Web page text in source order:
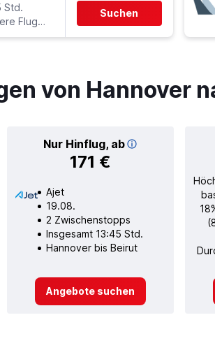
Std.
Fluglinien
Suchen
von Hannover
Nur Hinflug, ab
171 €
Ajet
19.08.
2 Zwischenstopps
Insgesamt 13:45 Std.
Hannover bis Beirut
Angebote suchen